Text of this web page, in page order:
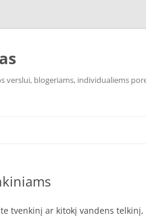
verslui, blogeriams, individualiems
tvenkinį ar kitokį vandens